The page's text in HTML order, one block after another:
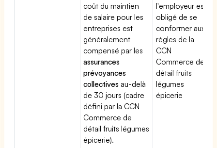
coût du maintien
de salaire pour les
entreprises est
généralement
compensé par les
assurances
prévoyances
collectives au-delà
de 30 jours (cadre
défini par la CCN
Commerce de
détail fruits légumes
épicerie).
l'employeur est
obligé de se
conformer aux
règles de la
CCN
Commerce de
détail fruits
légumes
épicerie